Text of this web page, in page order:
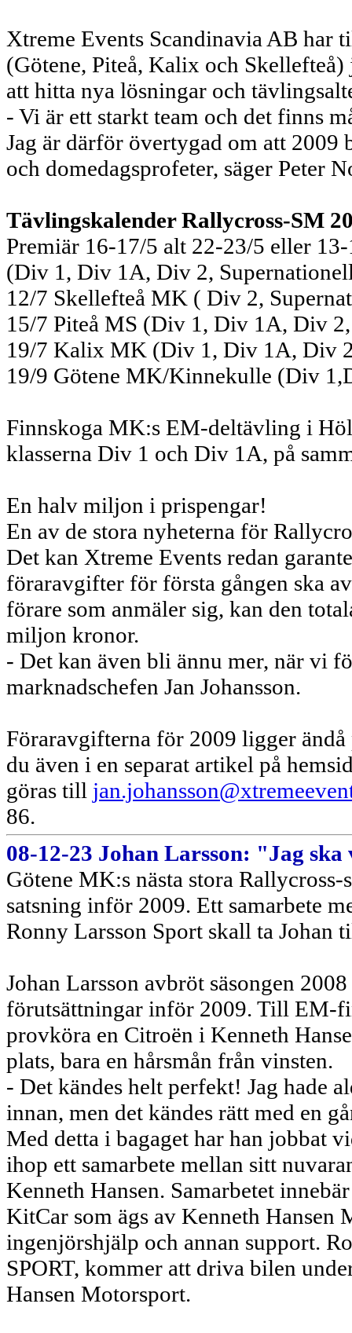
Xtreme Events Scandinavia AB har
(Götene, Piteå, Kalix och
att hitta nya lösningar och
- Vi är ett starkt team och det finns
Jag är därför övertygad om att
och domedagsprofeter, säger Peter
Tävlingskalender Rallycross-SM
Premiär 16-17/5 alt 22-23/5 eller
(Div 1, Div 1A, Div 2,
12/7 Skellefteå MK ( Div 2,
15/7 Piteå MS (Div 1, Div 1A, Div
19/7 Kalix MK (Div 1, Div 1A, Div
19/9 Götene MK/Kinnekulle (Div
Finnskoga MK:s EM-deltävling i
klasserna Div 1 och Div 1A, på
En halv miljon i prispengar!
En av de stora nyheterna för
Det kan Xtreme Events redan
föraravgifter för första gången ska
förare som anmäler sig, kan den
miljon kronor.
- Det kan även bli ännu mer, när vi
marknadschefen Jan Johansson.
Föraravgifterna för 2009 ligger
du även i en separat artikel på
göras till
86.
08-12-23 Johan Larsson: "Jag
Götene MK:s nästa stora
satsning inför 2009. Ett samarbete
Ronny Larsson Sport skall ta Johan
Johan Larsson avbröt säsongen
förutsättningar inför 2009. Till EM-
provköra en Citroën i Kenneth
plats, bara en hårsmån från vinsten.
- Det kändes helt perfekt! Jag hade
innan, men det kändes rätt med en
Med detta i bagaget har han jobbat
ihop ett samarbete mellan sitt
Kenneth Hansen. Samarbetet
KitCar som ägs av Kenneth Hansen
ingenjörshjälp och annan support.
SPORT, kommer att driva bilen
Hansen Motorsport.